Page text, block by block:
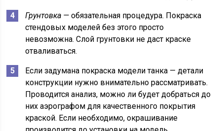
Грунтовка — обязательная процедура. Покраска
стендовых моделей без этого просто
невозможна. Слой грунтовки не даст краске
отваливаться.
Если задумана покраска модели танка — детали
конструкции нужно внимательно рассматривать.
Проводится анализ, можно ли будет добраться до
них аэрографом для качественного покрытия
краской. Если необходимо, окрашивание